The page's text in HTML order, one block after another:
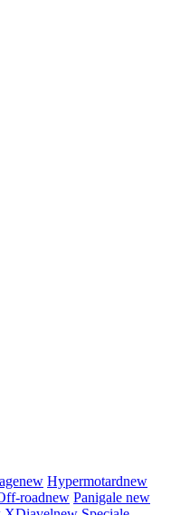
new Hypermotardnew
roadnew Panigale new